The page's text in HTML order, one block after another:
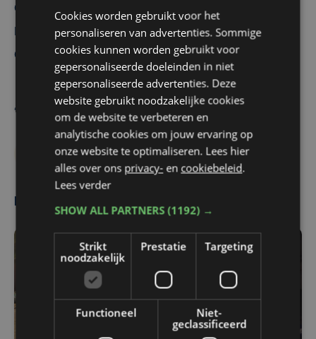
de metamorfose te ontdekken. Dan
nemen we je mee op rondleiding
doorheen het hele huis.
De redactie
Wonen Sundae Huis Publireportage
Cookies worden gebruikt voor het
personaliseren van advertenties. Sommige
cookies kunnen worden gebruikt voor
gepersonaliseerde doeleinden in niet
gepersonaliseerde advertenties. Deze
website gebruikt noodzakelijke cookies
om de website te verbeteren en
analytische cookies om jouw ervaring op
onze website te optimaliseren. Lees hier
alles over ons privacy- en cookiebeleid.
Lees verder
SHOW ALL PARTNERS(1192) →
Strikt
noodzakelijk
Prestatie Targeting
Functioneel
Niet-
geclassificeerd